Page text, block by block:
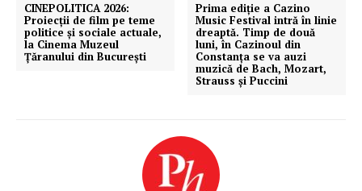
CINEPOLITICA 2026:
Proiecții de film pe teme
politice și sociale actuale,
la Cinema Muzeul
Țăranului din București
Prima ediţie a Cazino
Music Festival intră în linie
dreaptă. Timp de două
luni, în Cazinoul din
Constanţa se va auzi
muzică de Bach, Mozart,
Strauss şi Puccini